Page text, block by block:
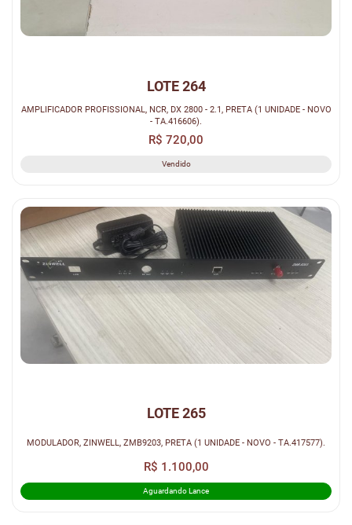
LOTE 264
AMPLIFICADOR PROFISSIONAL, NCR, DX 2800 - 2.1, PRETA (1 UNIDADE - NOVO
- TA.416606).
R$ 720,00
Vendido
LOTE 265
MODULADOR, ZINWELL, ZMB9203, PRETA (1 UNIDADE - NOVO - TA.417577).
R$ 1.100,00
Aguardando Lance